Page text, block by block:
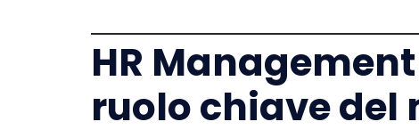
HR
ruolo chiave del